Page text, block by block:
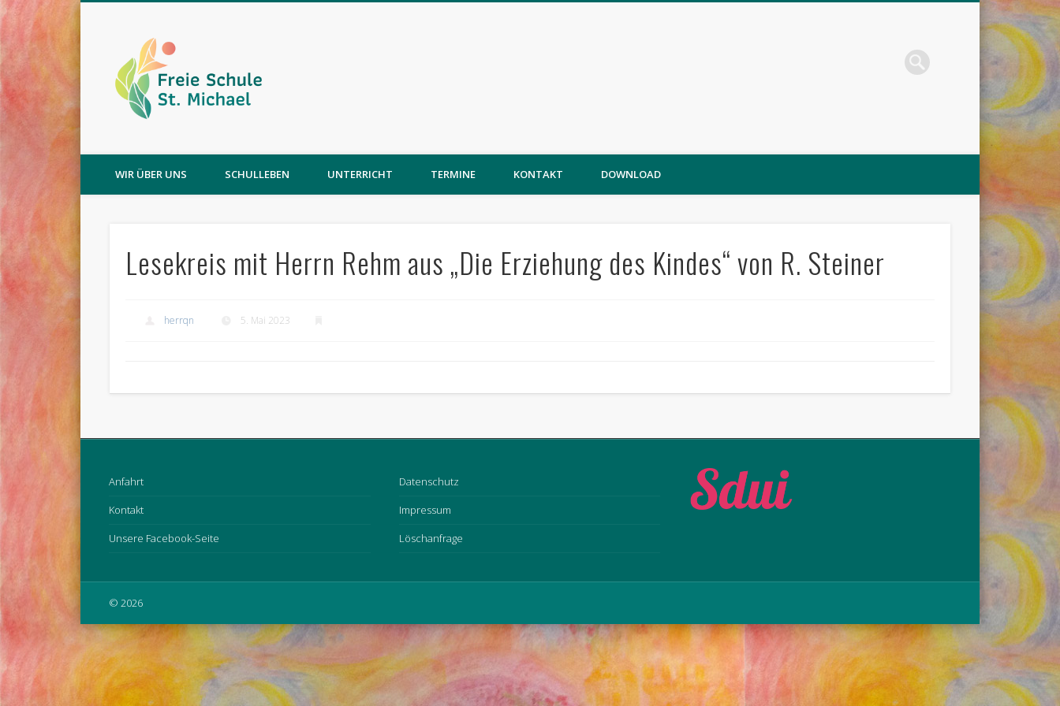
WIR ÜBER UNS SCHULLEBEN UNTERRICHT TERMINE KONTAKT DOWNLOAD
Lesekreis mit Herrn Rehm aus „Die Erziehung des Kindes“ von R. Steiner
herrqn 5. Mai 2023
Anfahrt
Kontakt
Unsere Facebook-Seite
Datenschutz
Impressum
Löschanfrage
© 2026